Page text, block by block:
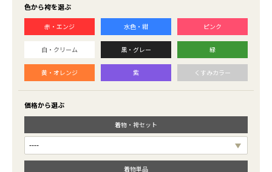
色から袴を選ぶ
赤・エンジ 水色・紺 ピンク
白・クリーム 黒・グレー 緑
黄・オレンジ 紫 くすみカラー
価格から選ぶ
着物・袴セット
着物単品